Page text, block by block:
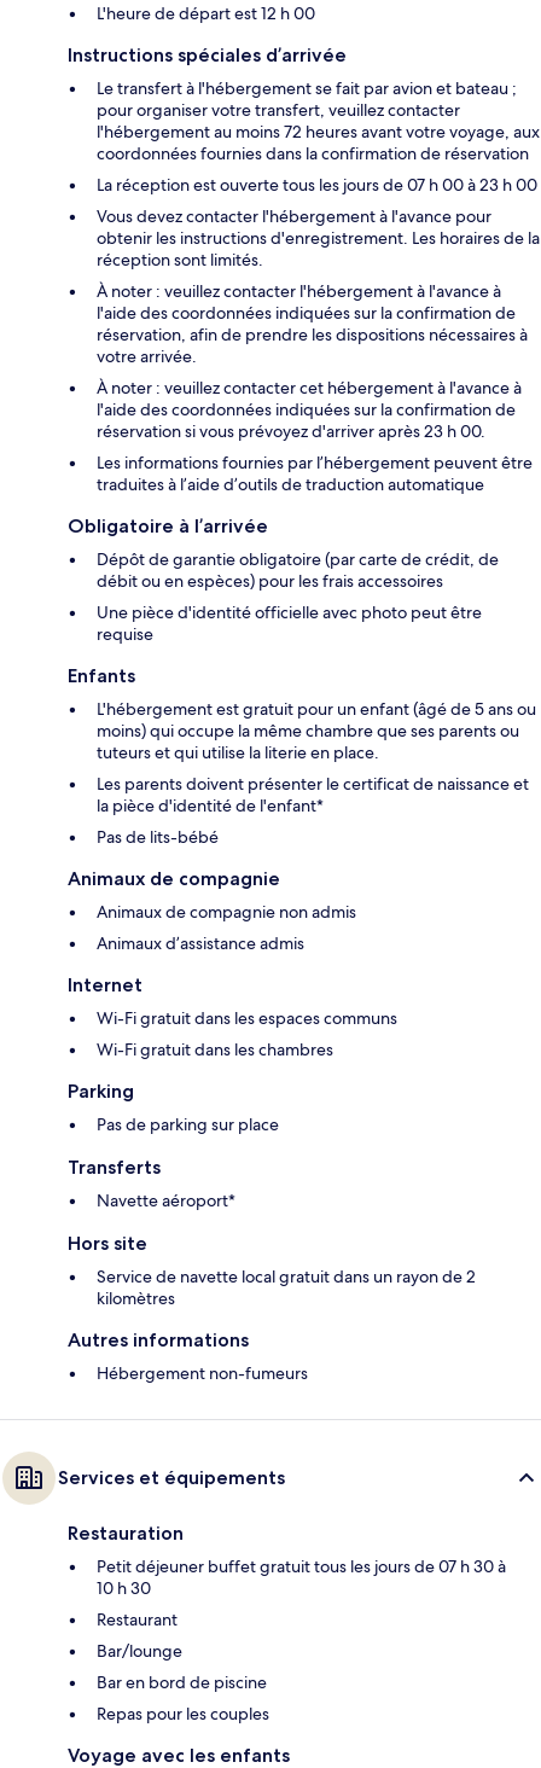
L'heure de départ est 12 h 00
Instructions spéciales d’arrivée
Le transfert à l'hébergement se fait par avion et bateau ;
pour organiser votre transfert, veuillez contacter
l'hébergement au moins 72 heures avant votre voyage, aux
coordonnées fournies dans la confirmation de réservation
La réception est ouverte tous les jours de 07 h 00 à 23 h 00
Vous devez contacter l'hébergement à l'avance pour
obtenir les instructions d'enregistrement. Les horaires de la
réception sont limités.
À noter : veuillez contacter l'hébergement à l'avance à
l'aide des coordonnées indiquées sur la confirmation de
réservation, afin de prendre les dispositions nécessaires à
votre arrivée.
À noter : veuillez contacter cet hébergement à l'avance à
l'aide des coordonnées indiquées sur la confirmation de
réservation si vous prévoyez d'arriver après 23 h 00.
Les informations fournies par l’hébergement peuvent être
traduites à l’aide d’outils de traduction automatique
Obligatoire à l’arrivée
Dépôt de garantie obligatoire (par carte de crédit, de
débit ou en espèces) pour les frais accessoires
Une pièce d'identité officielle avec photo peut être
requise
Enfants
L'hébergement est gratuit pour un enfant (âgé de 5 ans ou
moins) qui occupe la même chambre que ses parents ou
tuteurs et qui utilise la literie en place.
Les parents doivent présenter le certificat de naissance et
la pièce d'identité de l'enfant*
Pas de lits-bébé
Animaux de compagnie
Animaux de compagnie non admis
Animaux d’assistance admis
Internet
Wi-Fi gratuit dans les espaces communs
Wi-Fi gratuit dans les chambres
Parking
Pas de parking sur place
Transferts
Navette aéroport*
Hors site
Service de navette local gratuit dans un rayon de 2
kilomètres
Autres informations
Hébergement non-fumeurs
Services et équipements
Restauration
Petit déjeuner buffet gratuit tous les jours de 07 h 30 à
10 h 30
Restaurant
Bar/lounge
Bar en bord de piscine
Repas pour les couples
Voyage avec les enfants